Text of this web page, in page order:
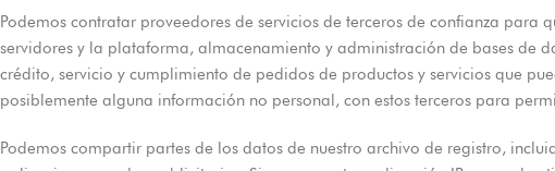
Podemos contratar proveedores de servicios de terceros de confianza
servidores y la plataforma, almacenamiento y administración de bases de
crédito, servicio y cumplimiento de pedidos de productos y servicios que
posiblemente alguna información no personal, con estos terceros para
Podemos compartir partes de los datos de nuestro archivo de registro,